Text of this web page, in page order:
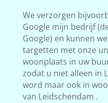
We verzorgen
Google mijn bedrijf
Google) en kunnen
targetten met onze
woonplaats in uw
zodat u niet alleen in
word maar ook in
van Leidschendam .